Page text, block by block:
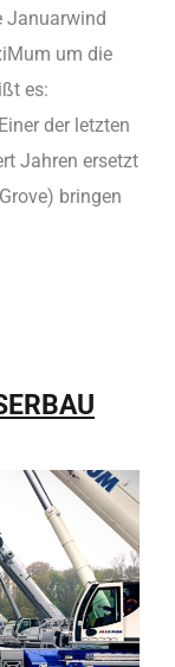
Januarwind
um die
es:
der letzten
Jahren ersetzt
bringen